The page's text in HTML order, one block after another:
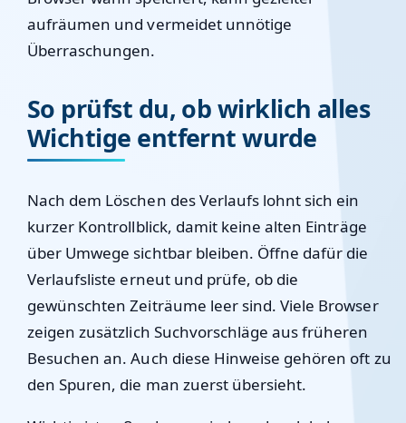
aufräumen und vermeidet unnötige
Überraschungen.
So prüfst du, ob wirklich alles
Wichtige entfernt wurde
Nach dem Löschen des Verlaufs lohnt sich ein
kurzer Kontrollblick, damit keine alten Einträge
über Umwege sichtbar bleiben. Öffne dafür die
Verlaufsliste erneut und prüfe, ob die
gewünschten Zeiträume leer sind. Viele Browser
zeigen zusätzlich Suchvorschläge aus früheren
Besuchen an. Auch diese Hinweise gehören oft zu
den Spuren, die man zuerst übersieht.